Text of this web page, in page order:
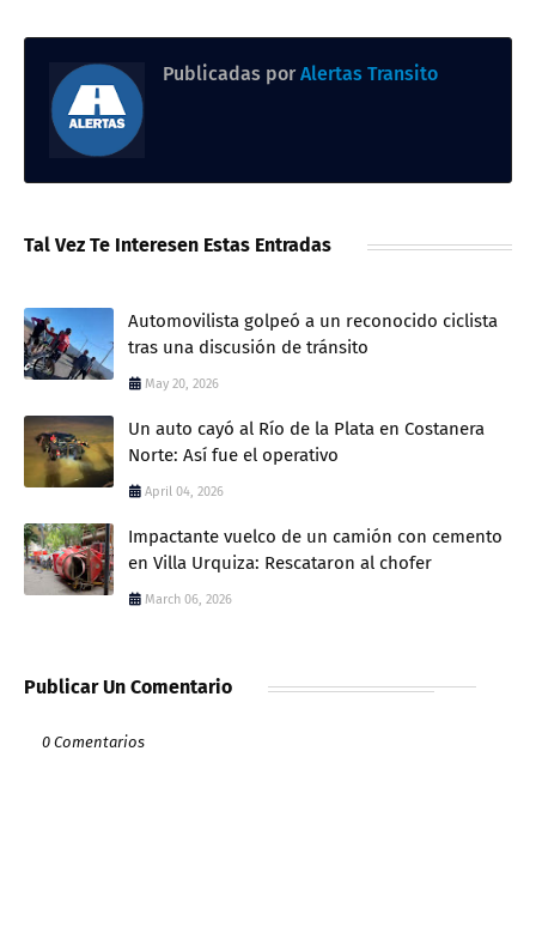
Publicadas por Alertas Transito
Tal Vez Te Interesen Estas Entradas
Automovilista golpeó a un reconocido ciclista
tras una discusión de tránsito
May 20, 2026
Un auto cayó al Río de la Plata en Costanera
Norte: Así fue el operativo
April 04, 2026
Impactante vuelco de un camión con cemento
en Villa Urquiza: Rescataron al chofer
March 06, 2026
Publicar Un Comentario
0 Comentarios